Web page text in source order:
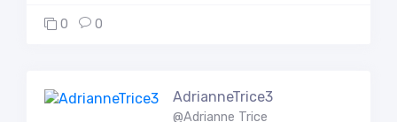
0 0
AdrianneTrice3
@Adrianne Trice